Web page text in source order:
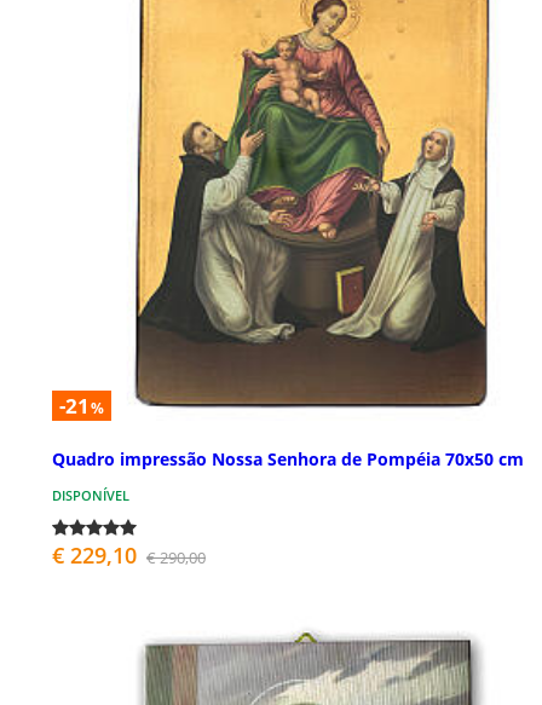
-21 %
Quadro impressão Nossa Senhora de Pompéia 70x50 cm
DISPONÍVEL
€ 229,10 € 290,00